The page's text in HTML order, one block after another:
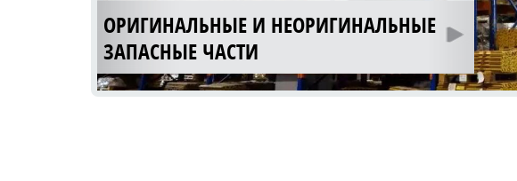
ОРИГИНАЛЬНЫЕ И НЕОРИГИНАЛЬНЫЕ
ЗАПАСНЫЕ ЧАСТИ